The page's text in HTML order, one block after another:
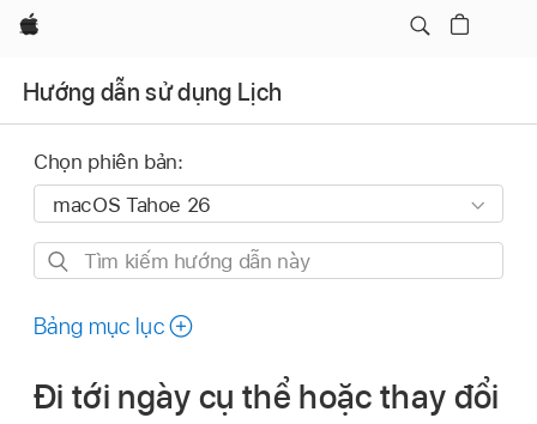
Apple
Hướng dẫn sử dụng Lịch
Chọn phiên bản:
Tìm
hướng
này
Bảng mục lục
Đi tới ngày cụ thể hoặc thay đổi